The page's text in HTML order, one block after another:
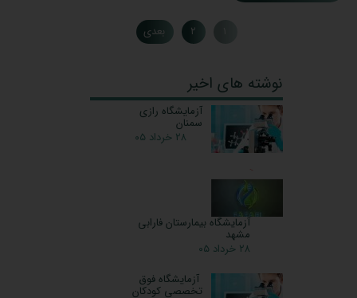
۲ بعدی
نوشته های اخیر
آزمایشگاه رازی
سمنان
۲۸ خرداد ۰۵
آزمایشگاه بیمارستان فارابی
مشهد
۲۸ خرداد ۰۵
آزمایشگاه فوق
تخصصی کودکان